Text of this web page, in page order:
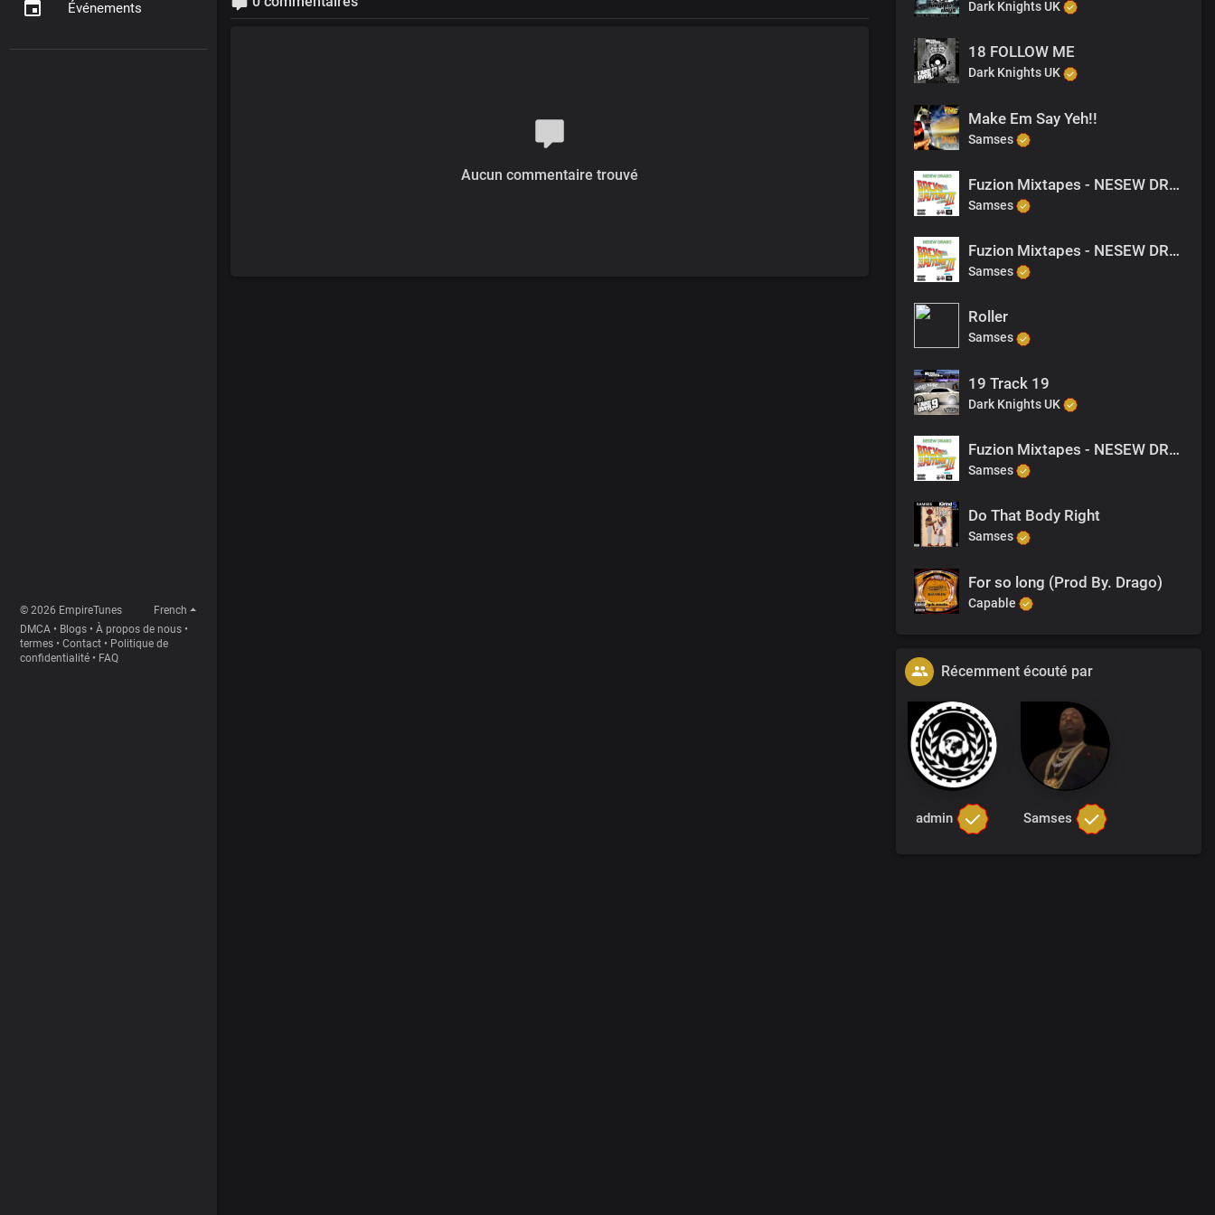
Événements
© 2026 EmpireTunes
French
DMCA • Blogs • À propos de nous •
termes • Contact • Politique de
confidentialité • FAQ
Aucun commentaire trouvé
Dark Knights UK
18 FOLLOW ME
Dark Knights UK
Make Em Say Yeh!!
Samses
Fuzion Mixtapes - NESEW DRAGO - BACK TO THE FUTURE 3 - 45 ASHES TO ASHES (PRODUCED BY M-EL-C)
Samses
Fuzion Mixtapes - NESEW DRAGO - BACK TO THE FUTURE 3 - 15 SICK OF THE GAME
Samses
Roller
Samses
19 Track 19
Dark Knights UK
Fuzion Mixtapes - NESEW DRAGO - BACK TO THE FUTURE 3 - 04 NEVER SCARED
Samses
Do That Body Right
Samses
For so long (Prod By. Drago)
Capable
Récemment écouté par
admin Samses